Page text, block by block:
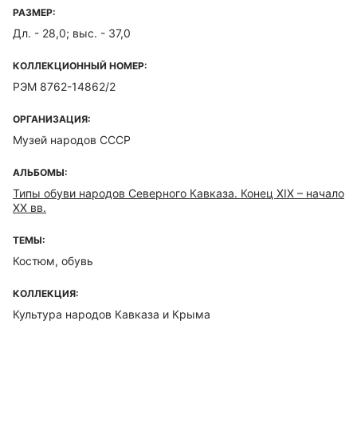
РАЗМЕР:
Дл. - 28,0; выс. - 37,0
КОЛЛЕКЦИОННЫЙ НОМЕР:
РЭМ 8762-14862/2
ОРГАНИЗАЦИЯ:
Музей народов СССР
АЛЬБОМЫ:
Типы обуви народов Северного Кавказа. Конец XIX – начало
ХХ вв.
ТЕМЫ:
Костюм, обувь
КОЛЛЕКЦИЯ:
Культура народов Кавказа и Крыма